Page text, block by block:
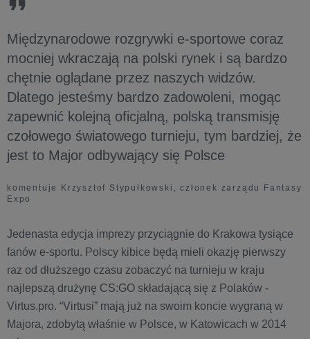
Międzynarodowe rozgrywki e-sportowe coraz
mocniej wkraczają na polski rynek i są bardzo
chętnie oglądane przez naszych widzów.
Dlatego jesteśmy bardzo zadowoleni, mogąc
zapewnić kolejną oficjalną, polską transmisję
czołowego światowego turnieju, tym bardziej, że
jest to Major odbywający się Polsce
komentuje Krzysztof Stypułkowski, członek zarządu Fantasy
Expo
Jedenasta edycja imprezy przyciągnie do Krakowa tysiące
fanów e-sportu. Polscy kibice będą mieli okazję pierwszy
raz od dłuższego czasu zobaczyć na turnieju w kraju
najlepszą drużynę CS:GO składającą się z Polaków -
Virtus.pro. “Virtusi” mają już na swoim koncie wygraną w
Majora, zdobytą właśnie w Polsce, w Katowicach w 2014